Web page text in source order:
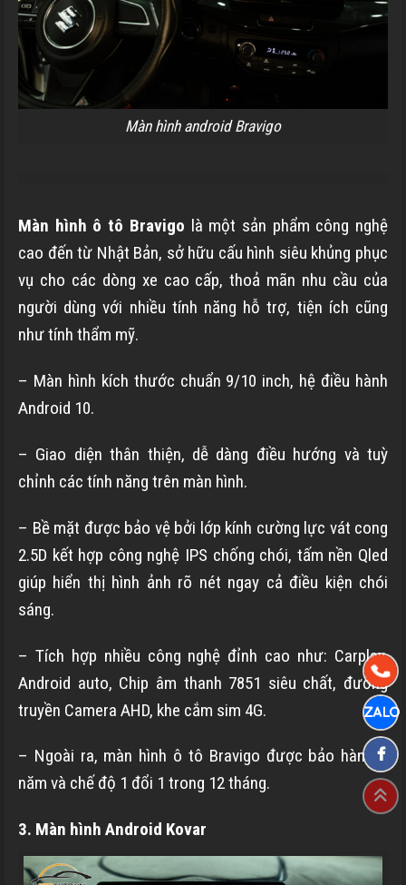
Màn hình android Bravigo
Màn hình ô tô Bravigo là một sản phẩm công nghệ
cao đến từ Nhật Bản, sở hữu cấu hình siêu khủng phục
vụ cho các dòng xe cao cấp, thoả mãn nhu cầu của
người dùng với nhiều tính năng hỗ trợ, tiện ích cũng
như tính thẩm mỹ.
– Màn hình kích thước chuẩn 9/10 inch, hệ điều hành
Android 10.
– Giao diện thân thiện, dễ dàng điều hướng và tuỳ
chỉnh các tính năng trên màn hình.
– Bề mặt được bảo vệ bởi lớp kính cường lực vát cong
2.5D kết hợp công nghệ IPS chống chói, tấm nền Qled
giúp hiển thị hình ảnh rõ nét ngay cả điều kiện chói
sáng.
– Tích hợp nhiều công nghệ đỉnh cao như: Carplay,
Android auto, Chip âm thanh 7851 siêu chất, đường
truyền Camera AHD, khe cắm sim 4G.
– Ngoài ra, màn hình ô tô Bravigo được bảo hành 2
năm và chế độ 1 đổi 1 trong 12 tháng.
3. Màn hình Android Kovar